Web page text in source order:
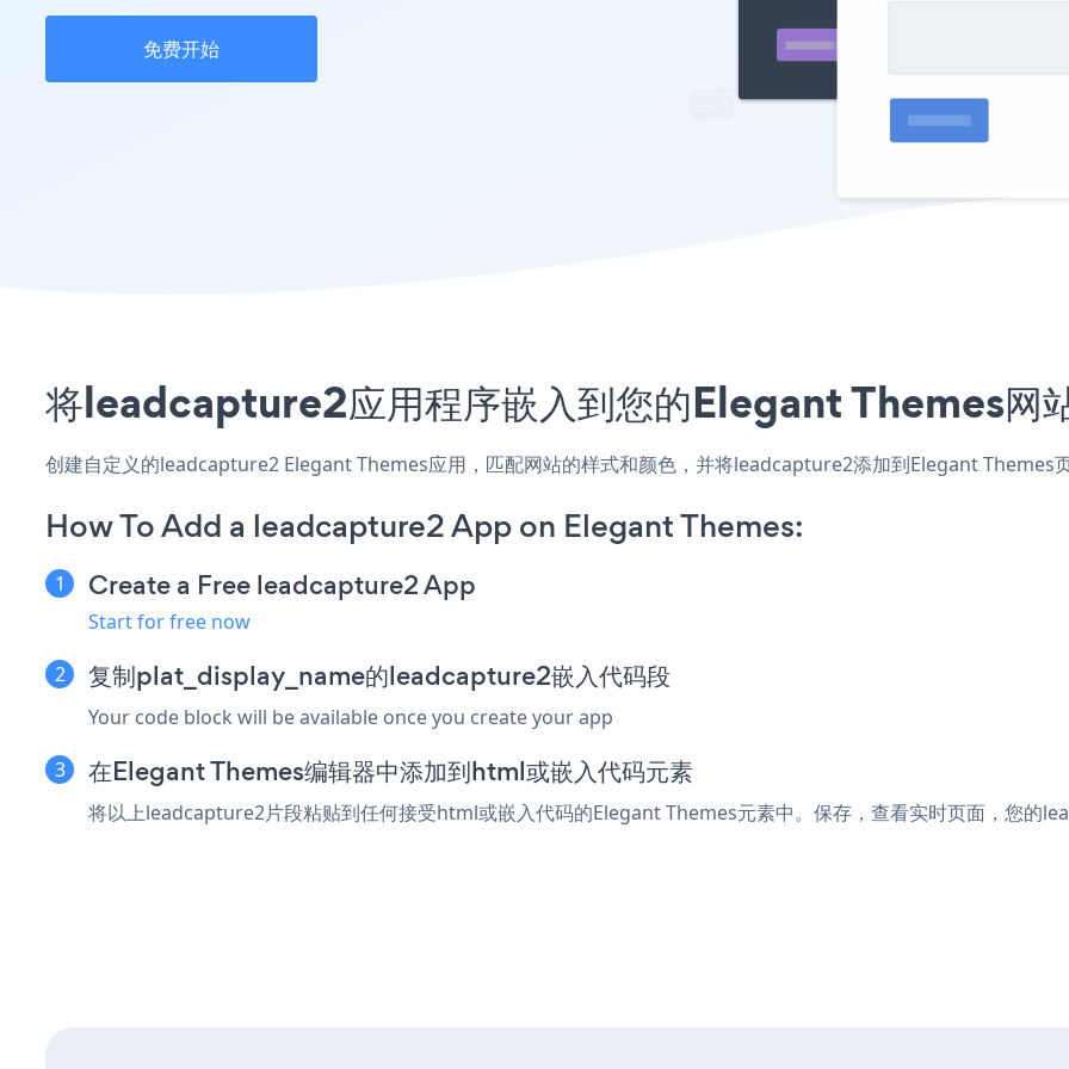
免费开始
将leadcapture2应用程序嵌入到您的Elegant Themes网
创建自定义的leadcapture2 Elegant Themes应用，匹配网站的样式和颜色，并将leadcapture2添加到Elegant Themes
How To Add a leadcapture2 App on Elegant Themes:
Create a Free leadcapture2 App
Start for free now
复制plat_display_name的leadcapture2嵌入代码段
Your code block will be available once you create your app
在Elegant Themes编辑器中添加到html或嵌入代码元素
将以上leadcapture2片段粘贴到任何接受html或嵌入代码的Elegant Themes元素中。保存，查看实时页面，您的